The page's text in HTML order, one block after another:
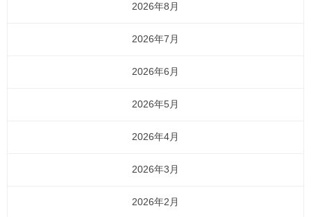
2026年8月
2026年7月
2026年6月
2026年5月
2026年4月
2026年3月
2026年2月